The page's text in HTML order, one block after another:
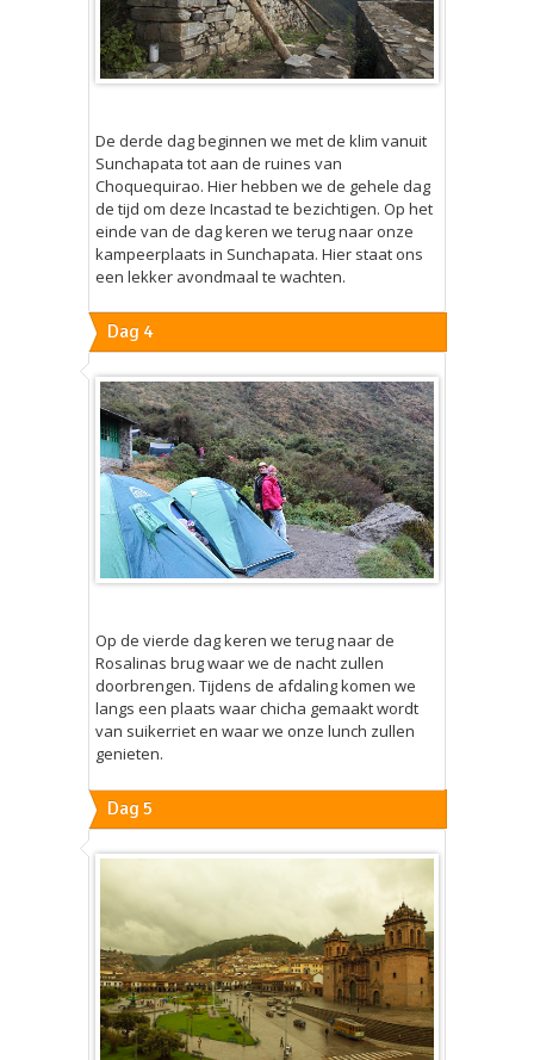
De derde dag beginnen we met de klim vanuit
Sunchapata tot aan de ruines van
Choquequirao. Hier hebben we de gehele dag
de tijd om deze Incastad te bezichtigen. Op het
einde van de dag keren we terug naar onze
kampeerplaats in Sunchapata. Hier staat ons
een lekker avondmaal te wachten.
Dag 4
Op de vierde dag keren we terug naar de
Rosalinas brug waar we de nacht zullen
doorbrengen. Tijdens de afdaling komen we
langs een plaats waar chicha gemaakt wordt
van suikerriet en waar we onze lunch zullen
genieten.
Dag 5